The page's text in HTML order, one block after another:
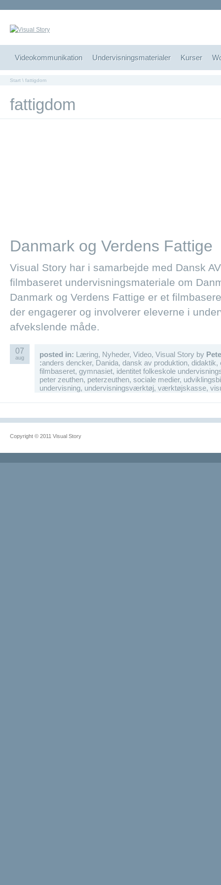
Videokommunikation Undervisningsmaterialer Kurser
Start \ fattigdom
fattigdom
Danmark og Verdens Fattige
Visual Story har i samarbejde med Dansk
filmbaseret undervisningsmateriale om
Danmark og Verdens Fattige er et
der engagerer og involverer eleverne i
afvekslende måde.
07
aug posted in: Læring, Nyheder, Video, Visual Story by
:anders dencker, Danida, dansk av produktion, didaktik,
filmbaseret, gymnasiet, identitet folkeskole
peter zeuthen, peterzeuthen, sociale medier,
undervisning, undervisningsværktøj, værktøjskasse,
Copyright © 2011 Visual Story